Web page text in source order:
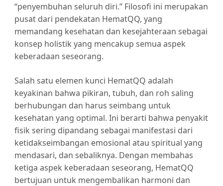
“penyembuhan seluruh diri.” Filosofi ini merupakan
pusat dari pendekatan HematQQ, yang
memandang kesehatan dan kesejahteraan sebagai
konsep holistik yang mencakup semua aspek
keberadaan seseorang.
Salah satu elemen kunci HematQQ adalah
keyakinan bahwa pikiran, tubuh, dan roh saling
berhubungan dan harus seimbang untuk
kesehatan yang optimal. Ini berarti bahwa penyakit
fisik sering dipandang sebagai manifestasi dari
ketidakseimbangan emosional atau spiritual yang
mendasari, dan sebaliknya. Dengan membahas
ketiga aspek keberadaan seseorang, HematQQ
bertujuan untuk mengembalikan harmoni dan